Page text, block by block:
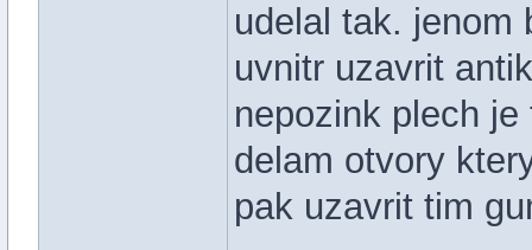
udelal tak. jenom
uvnitr uzavrit
nepozink plech
delam otvory
pak uzavrit tim